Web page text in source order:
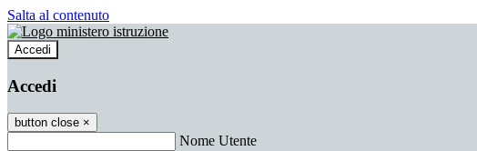
Salta al contenuto
Accedi
Accedi
button close ×
Nome Utente